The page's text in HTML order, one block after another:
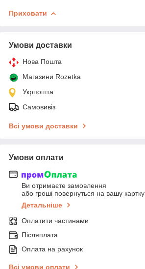
Приховати
Умови доставки
Нова Пошта
Магазини Rozetka
Укрпошта
Самовивіз
Всі умови доставки
Умови оплати
Ви отримаєте замовлення
або гроші повернуться на вашу картку
Детальніше
Оплатити частинами
Післяплата
Оплата на рахунок
Всі умови оплати